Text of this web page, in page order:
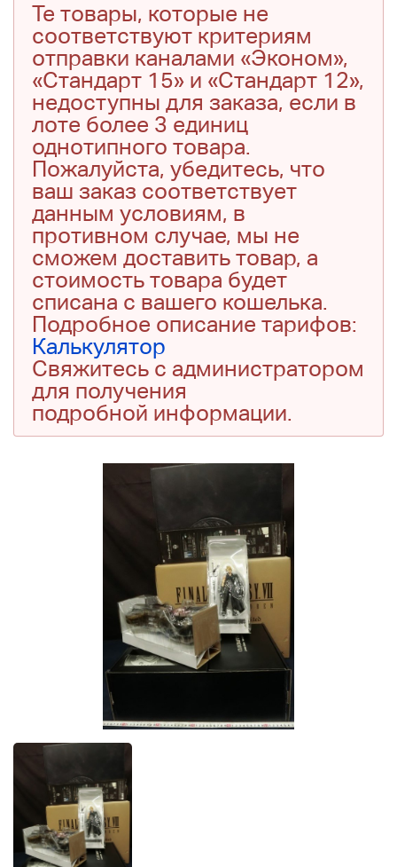
Те товары, которые не
соответствуют критериям
отправки каналами «Эконом»,
«Стандарт 15» и «Стандарт 12»,
недоступны для заказа, если в
лоте более 3 единиц
однотипного товара.
Пожалуйста, убедитесь, что
ваш заказ соответствует
данным условиям, в
противном случае, мы не
сможем доставить товар, а
стоимость товара будет
списана с вашего кошелька.
Подробное описание тарифов:
Калькулятор
Свяжитесь с администратором
для получения
подробной информации.